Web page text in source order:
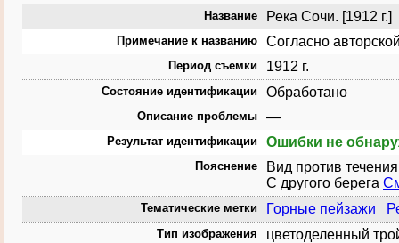
Название Река Сочи. [1912 г.]
Примечание к названию Согласно
Период съемки 1912 г.
Состояние идентификации Обработано
Описание проблемы —
Результат идентификации Ошибки не
Пояснение
Вид против
С другого берега
Тематические метки Горные пейзажи
Тип изображения цветоделенный